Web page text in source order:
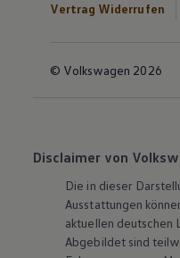
Vertrag Widerrufen
© Volkswagen 2026
Disclaimer von
Die in dieser
Ausstattungen
aktuellen deutschen
Abgebildet sind